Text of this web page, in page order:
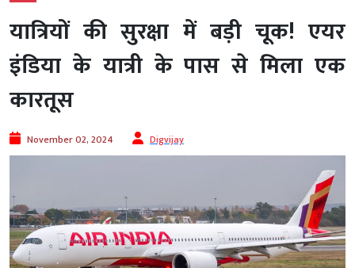
यात्रियों की सुरक्षा में बड़ी चूक! एयर
इंडिया के यात्री के पास से मिला एक
कारतूस
November 02, 2024 Digvijay